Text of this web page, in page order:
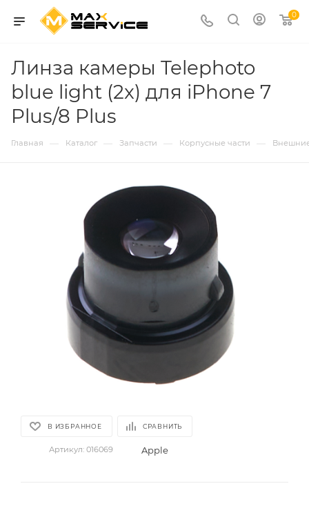
0
Линза камеры Telephoto
blue light (2x) для iPhone 7
Plus/8 Plus
Главная — Каталог — Запчасти — Корпусные части —
В ИЗБРАННОЕ СРАВНИТЬ
Артикул: 016069 Apple